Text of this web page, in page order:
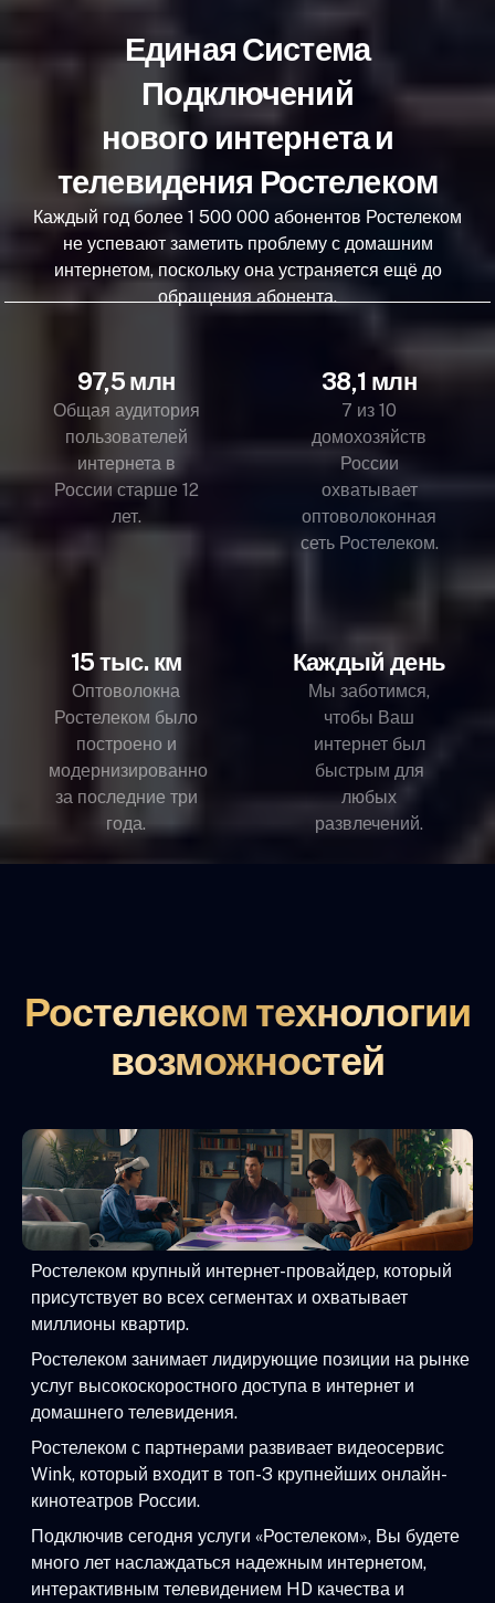
Единая Система
Подключений
нового интернета и
телевидения Ростелеком
Каждый год более 1 500 000 абонентов Ростелеком
не успевают заметить проблему с домашним
интернетом, поскольку она устраняется ещё до
обращения абонента.
97,5 млн
Общая аудитория
пользователей
интернета в
России старше 12
лет.
38,1 млн
7 из 10
домохозяйств
России
охватывает
оптоволоконная
сеть Ростелеком.
15 тыс. км
Оптоволокна
Ростелеком было
построено и
модернизированно
за последние три
года.
Каждый день
Мы заботимся,
чтобы Ваш
интернет был
быстрым для
любых
развлечений.
Ростелеком технологии
возможностей
Ростелеком крупный интернет-провайдер, который
присутствует во всех сегментах и охватывает
миллионы квартир.
Ростелеком занимает лидирующие позиции на рынке
услуг высокоскоростного доступа в интернет и
домашнего телевидения.
Ростелеком с партнерами развивает видеосервис
Wink, который входит в топ-3 крупнейших онлайн-
кинотеатров России.
Подключив сегодня услуги «Ростелеком», Вы будете
много лет наслаждаться надежным интернетом,
интерактивным телевидением HD качества и